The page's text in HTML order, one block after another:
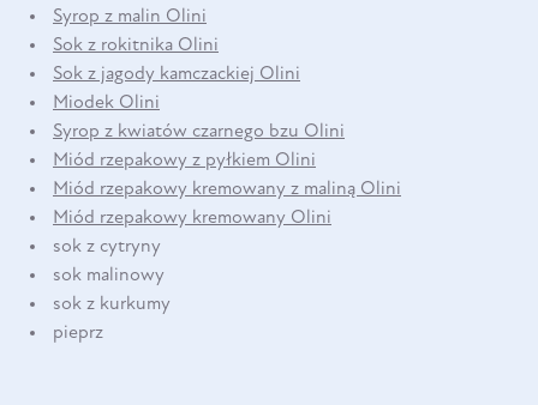
Syrop z malin Olini
Sok z rokitnika Olini
Sok z jagody kamczackiej Olini
Miodek Olini
Syrop z kwiatów czarnego bzu Olini
Miód rzepakowy z pyłkiem Olini
Miód rzepakowy kremowany z maliną Olini
Miód rzepakowy kremowany Olini
sok z cytryny
sok malinowy
sok z kurkumy
pieprz